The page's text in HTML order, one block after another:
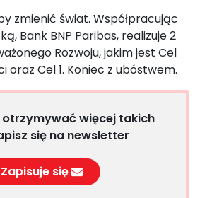
zmienić świat. Współpracując
Bank BNP Paribas, realizuje 2
Rozwoju, jakim jest Cel
oraz Cel 1. Koniec z ubóstwem.
otrzymywać więcej takich
się na newsletter
Zapisuje się